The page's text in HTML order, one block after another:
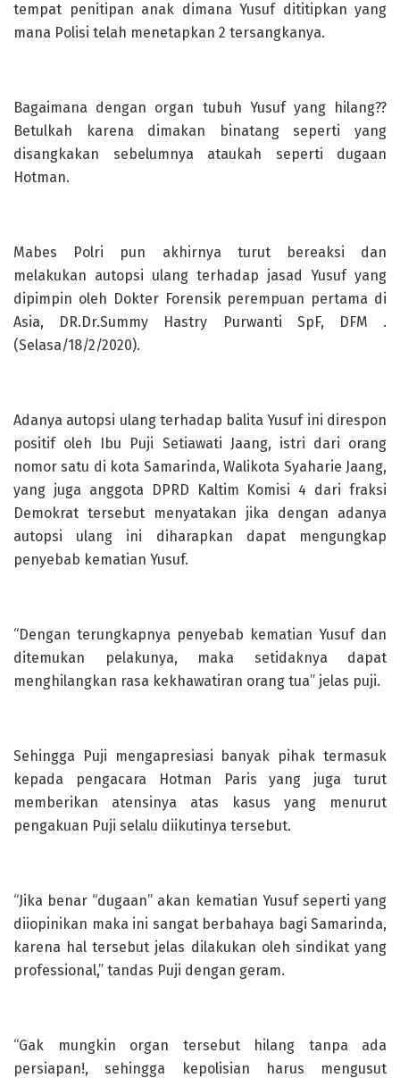
tempat penitipan anak dimana Yusuf dititipkan yang
mana Polisi telah menetapkan 2 tersangkanya.
Bagaimana dengan organ tubuh Yusuf yang hilang??
Betulkah karena dimakan binatang seperti yang
disangkakan sebelumnya ataukah seperti dugaan
Hotman.
Mabes Polri pun akhirnya turut bereaksi dan
melakukan autopsi ulang terhadap jasad Yusuf yang
dipimpin oleh Dokter Forensik perempuan pertama di
Asia, DR.Dr.Summy Hastry Purwanti SpF, DFM .
(Selasa/18/2/2020).
Adanya autopsi ulang terhadap balita Yusuf ini direspon
positif oleh Ibu Puji Setiawati Jaang, istri dari orang
nomor satu di kota Samarinda, Walikota Syaharie Jaang,
yang juga anggota DPRD Kaltim Komisi 4 dari fraksi
Demokrat tersebut menyatakan jika dengan adanya
autopsi ulang ini diharapkan dapat mengungkap
penyebab kematian Yusuf.
“Dengan terungkapnya penyebab kematian Yusuf dan
ditemukan pelakunya, maka setidaknya dapat
menghilangkan rasa kekhawatiran orang tua” jelas puji.
Sehingga Puji mengapresiasi banyak pihak termasuk
kepada pengacara Hotman Paris yang juga turut
memberikan atensinya atas kasus yang menurut
pengakuan Puji selalu diikutinya tersebut.
“Jika benar “dugaan” akan kematian Yusuf seperti yang
diiopinikan maka ini sangat berbahaya bagi Samarinda,
karena hal tersebut jelas dilakukan oleh sindikat yang
professional,” tandas Puji dengan geram.
“Gak mungkin organ tersebut hilang tanpa ada
persiapan!, sehingga kepolisian harus mengusut